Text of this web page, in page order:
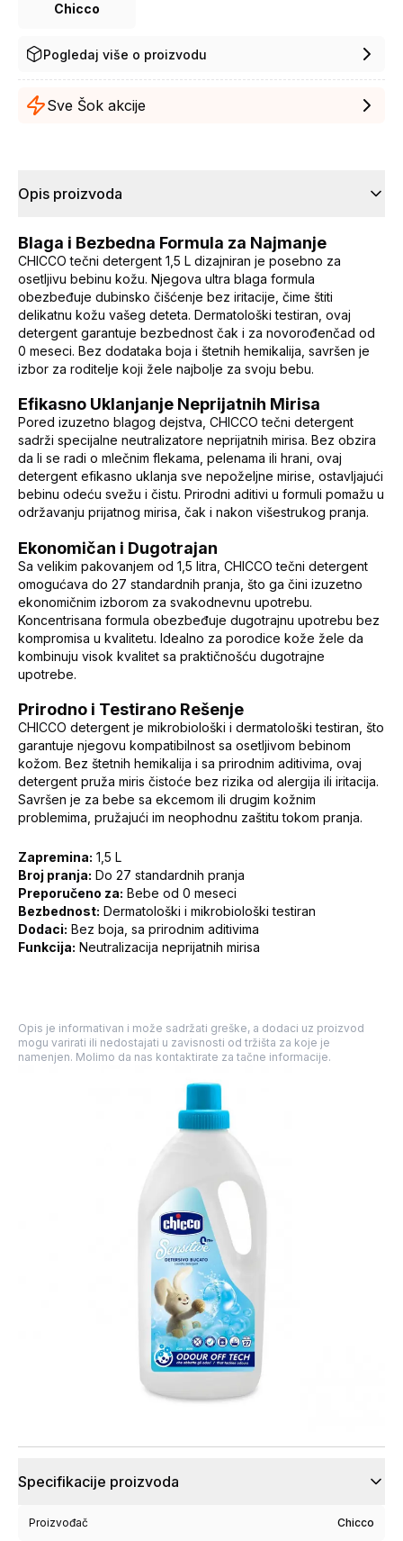
Chicco
Pogledaj više o proizvodu
Sve Šok akcije
Opis proizvoda
Blaga i Bezbedna Formula za Najmanje
CHICCO tečni detergent 1,5 L dizajniran je posebno za
osetljivu bebinu kožu. Njegova ultra blaga formula
obezbeđuje dubinsko čišćenje bez iritacije, čime štiti
delikatnu kožu vašeg deteta. Dermatološki testiran, ovaj
detergent garantuje bezbednost čak i za novorođenčad od
0 meseci. Bez dodataka boja i štetnih hemikalija, savršen je
izbor za roditelje koji žele najbolje za svoju bebu.
Efikasno Uklanjanje Neprijatnih Mirisa
Pored izuzetno blagog dejstva, CHICCO tečni detergent
sadrži specijalne neutralizatore neprijatnih mirisa. Bez obzira
da li se radi o mlečnim flekama, pelenama ili hrani, ovaj
detergent efikasno uklanja sve nepoželjne mirise, ostavljajući
bebinu odeću svežu i čistu. Prirodni aditivi u formuli pomažu u
održavanju prijatnog mirisa, čak i nakon višestrukog pranja.
Ekonomičan i Dugotrajan
Sa velikim pakovanjem od 1,5 litra, CHICCO tečni detergent
omogućava do 27 standardnih pranja, što ga čini izuzetno
ekonomičnim izborom za svakodnevnu upotrebu.
Koncentrisana formula obezbeđuje dugotrajnu upotrebu bez
kompromisa u kvalitetu. Idealno za porodice kože žele da
kombinuju visok kvalitet sa praktičnošću dugotrajne
upotrebe.
Prirodno i Testirano Rešenje
CHICCO detergent je mikrobiološki i dermatološki testiran, što
garantuje njegovu kompatibilnost sa osetljivom bebinom
kožom. Bez štetnih hemikalija i sa prirodnim aditivima, ovaj
detergent pruža miris čistoće bez rizika od alergija ili iritacija.
Savršen je za bebe sa ekcemom ili drugim kožnim
problemima, pružajući im neophodnu zaštitu tokom pranja.
Zapremina: 1,5 L
Broj pranja: Do 27 standardnih pranja
Preporučeno za: Bebe od 0 meseci
Bezbednost: Dermatološki i mikrobiološki testiran
Dodaci: Bez boja, sa prirodnim aditivima
Funkcija: Neutralizacija neprijatnih mirisa
Opis je informativan i može sadržati greške, a dodaci uz proizvod
mogu varirati ili nedostajati u zavisnosti od tržišta za koje je
namenjen. Molimo da nas kontaktirate za tačne informacije.
Specifikacije proizvoda
Proizvođač Chicco